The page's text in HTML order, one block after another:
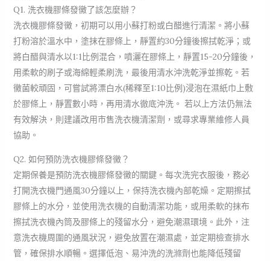
Q1. 洗衣機膠條發黴了該怎麼辦？
洗衣機膠條發黴，初期可以用小蘇打粉或白醋進行清潔。將小蘇
打粉溶於溫水中，塗抹在膠條上，靜置約30分鐘後擦拭乾淨；或
將白醋與清水以1:1比例混合，噴灑在膠條上，靜置15-20分鐘後，
用柔軟的刷子或海綿輕柔刷洗，最後用清水沖洗乾淨並擦乾。若
黴菌較頑固，可嘗試將漂白水(稀釋至1:10比例)浸泡在濕紙巾上敷
於膠條上，靜置數小時，再用清水徹底沖洗。 若以上方法仍無法
有效解決，則建議改用市售洗衣機清潔劑，或尋求專業維修人員
協助。
Q2. 如何預防洗衣機膠條發黴？
定期保養是預防洗衣機膠條發黴的關鍵。每次洗完衣服後，務必
打開洗衣機門通風30分鐘以上，保持洗衣機內部乾燥。定期擦拭
膠條上的水分，並使用洗衣機的自動清潔功能，或用柔軟的抹布
擦拭洗衣機內筒及膠條上的殘留水分，避免潮濕環境。此外，注
意洗衣機周圍的通風狀況，避免放置在潮濕處，並定期檢查排水
管，確保排水順暢。選擇低泡、易沖洗的洗滌劑也能降低殘留